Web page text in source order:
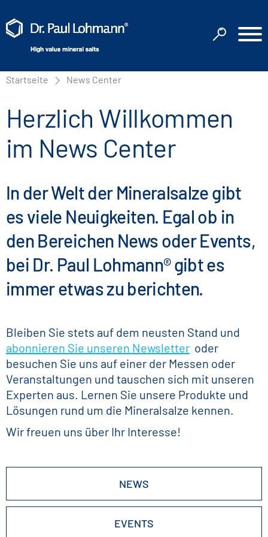
Startseite News Center
Herzlich Willkommen
im News Center
In der Welt der Mineralsalze gibt
es viele Neuigkeiten. Egal ob in
den Bereichen News oder Events,
bei Dr. Paul Lohmann® gibt es
immer etwas zu berichten.
Bleiben Sie stets auf dem neusten Stand und
abonnieren Sie unseren Newsletter oder
besuchen Sie uns auf einer der Messen oder
Veranstaltungen und tauschen sich mit unseren
Experten aus. Lernen Sie unsere Produkte und
Lösungen rund um die Mineralsalze kennen.
Wir freuen uns über Ihr Interesse!
NEWS
EVENTS